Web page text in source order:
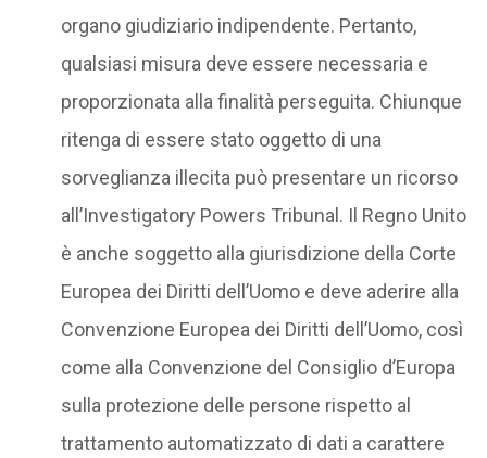
organo giudiziario indipendente. Pertanto,
qualsiasi misura deve essere necessaria e
proporzionata alla finalità perseguita. Chiunque
ritenga di essere stato oggetto di una
sorveglianza illecita può presentare un ricorso
all’Investigatory Powers Tribunal. Il Regno Unito
è anche soggetto alla giurisdizione della Corte
Europea dei Diritti dell’Uomo e deve aderire alla
Convenzione Europea dei Diritti dell’Uomo, così
come alla Convenzione del Consiglio d’Europa
sulla protezione delle persone rispetto al
trattamento automatizzato di dati a carattere